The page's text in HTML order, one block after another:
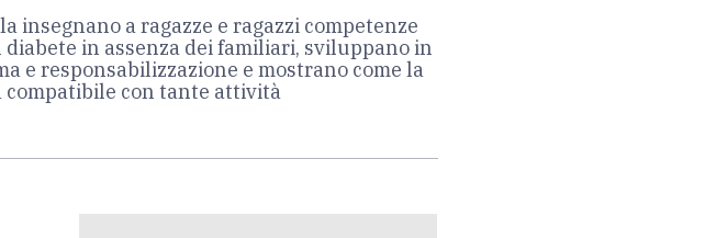
insegnano a ragazze e ragazzi competenze
in assenza dei familiari, sviluppano in
e responsabilizzazione e mostrano come la
compatibile con tante attività